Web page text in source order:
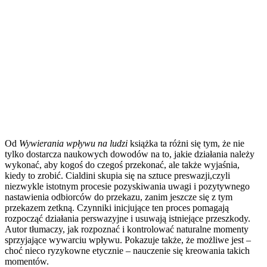
Od Wywierania wpływu na ludzi książka ta różni się tym, że nie
tylko dostarcza naukowych dowodów na to, jakie działania należy
wykonać, aby kogoś do czegoś przekonać, ale także wyjaśnia,
kiedy to zrobić. Cialdini skupia się na sztuce preswazji,czyli
niezwykle istotnym procesie pozyskiwania uwagi i pozytywnego
nastawienia odbiorców do przekazu, zanim jeszcze się z tym
przekazem zetkną. Czynniki inicjujące ten proces pomagają
rozpocząć działania perswazyjne i usuwają istniejące przeszkody.
Autor tłumaczy, jak rozpoznać i kontrolować naturalne momenty
sprzyjające wywarciu wpływu. Pokazuje także, że możliwe jest –
choć nieco ryzykowne etycznie – nauczenie się kreowania takich
momentów.